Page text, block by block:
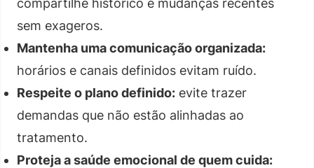
compartilhe histórico e mudanças recentes
sem exageros.
Mantenha uma comunicação organizada:
horários e canais definidos evitam ruído.
Respeite o plano definido: evite trazer
demandas que não estão alinhadas ao
tratamento.
Proteja a saúde emocional de quem cuida: